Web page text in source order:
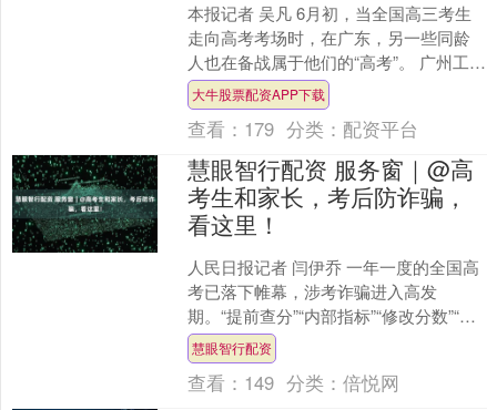
本报记者 吴凡 6月初，当全国高三考生
走向高考考场时，在广东，另一些同龄
人也在备战属于他们的“高考”。 广州工贸
技师学院移动应用开发项目集训基地，
20岁的朱晓航....
大牛股票配资APP下载
查看： 179 分类： 配资平台
慧眼智行配资 服务窗｜@高
考生和家长，考后防诈骗，
看这里！
人民日报记者 闫伊乔 一年一度的全国高
考已落下帷幕，涉考诈骗进入高发
期。“提前查分”“内部指标”“修改分数”“发
放助学金”……各类骗术层出不穷，诈骗
分子利用家长....
慧眼智行配资
查看： 149 分类：倍悦网